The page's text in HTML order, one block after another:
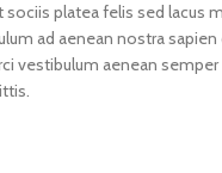
sociis platea felis sed lacus
ad aenean nostra
vestibulum aenean